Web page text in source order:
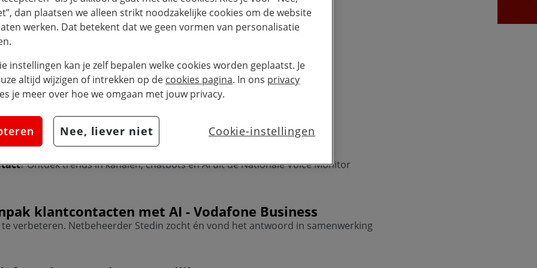
Hub Inspiratie
10 gouden regels op
? Ontdek trends in kanalen, chatbots en AI uit de Nationale Voice Monitor
klantcontacten met AI - Vodafone Business
te verbeteren. Netbeheerder Stedin zocht én vond het antwoord in samenwerking
dan plaatsen we alleen strikt noodzakelijke cookies om de website
werken. Dat betekent dat we geen vormen van personalisatie
instellingen kan je zelf bepalen welke cookies worden geplaatst. Je
altijd wijzigen of intrekken op de cookies pagina. In ons privacy
je meer over hoe we omgaan met jouw privacy.
Nee, liever niet Cookie-instellingen